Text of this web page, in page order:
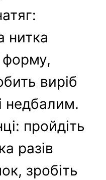
нитка
форму,
виріб
недбалим.
пройдіть
разів
зробіть